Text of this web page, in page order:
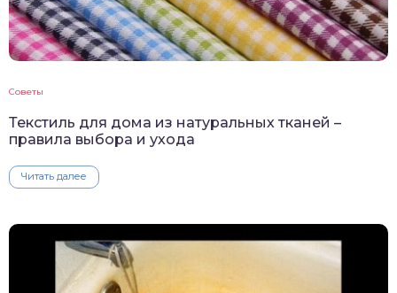
Советы
Текстиль для дома из натуральных тканей –
правила выбора и ухода
Читать далее